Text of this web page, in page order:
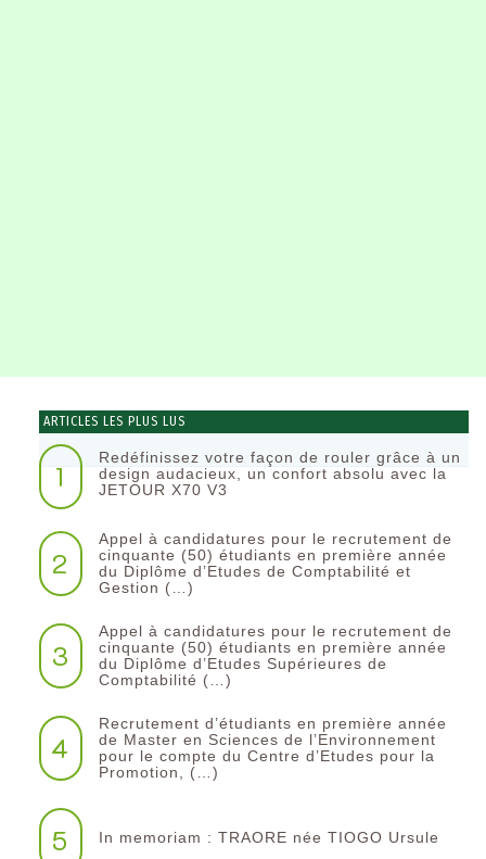
ARTICLES LES PLUS LUS
1
Redéfinissez votre façon de rouler grâce à un
design audacieux, un confort absolu avec la
JETOUR X70 V3
2
Appel à candidatures pour le recrutement de
cinquante (50) étudiants en première année
du Diplôme d’Etudes de Comptabilité et
Gestion (…)
3
Appel à candidatures pour le recrutement de
cinquante (50) étudiants en première année
du Diplôme d’Etudes Supérieures de
Comptabilité (…)
4
Recrutement d’étudiants en première année
de Master en Sciences de l’Environnement
pour le compte du Centre d’Etudes pour la
Promotion, (…)
5 In memoriam : TRAORE née TIOGO Ursule